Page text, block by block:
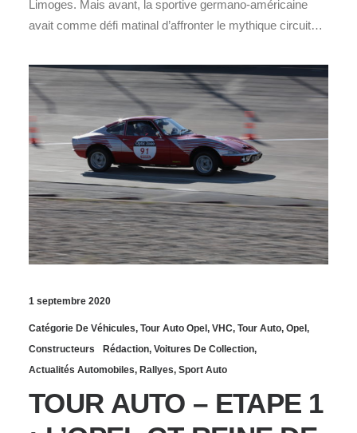
Limoges. Mais avant, la sportive germano-américaine
avait comme défi matinal d’affronter le mythique circuit…
1 septembre 2020
Catégorie De Véhicules, Tour Auto Opel, VHC, Tour Auto, Opel,
Constructeurs
Rédaction, Voitures De Collection,
Actualités Automobiles, Rallyes, Sport Auto
TOUR AUTO – ETAPE 1